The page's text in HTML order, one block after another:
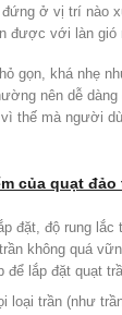
ở vị trí nào
được với làn gió
gọn, khá nhẹ
nên dễ
thế mà người
của quạt đảo
đặt, độ rung lắc
không quá
để lắp đặt quạt
loại trần (như